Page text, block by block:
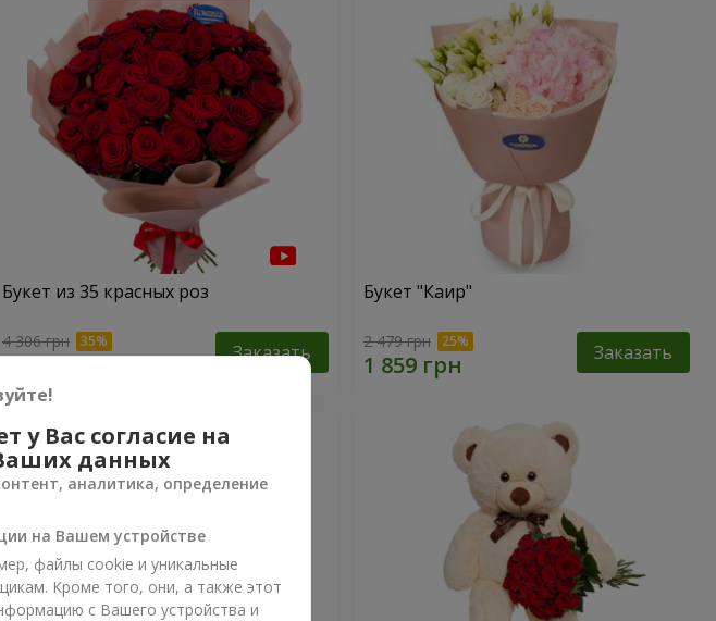
Букет из 35 красных роз
4 306 грн Заказать
Букет "Каир"
2 479 грн Заказать
у Вас согласие на
данных
аналитика, определение
на Вашем устройстве
файлы cookie и уникальные
Кроме того, они, а также этот
с Вашего устройства и